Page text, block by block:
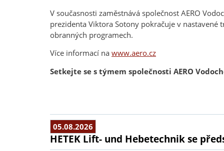
V současnosti zaměstnává společnost AERO
prezidenta Viktora Sotony pokračuje v
obranných programech.
Více informací na www.aero.cz
Setkejte se s týmem společnosti AERO
05.08.2026
HETEK Lift- und Hebetechnik se